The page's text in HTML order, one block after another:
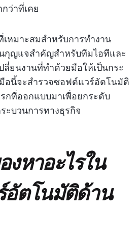
ว่าที่เคย
เหมาะสมสำหรับการทำงาน
กุญแจสำคัญสำหรับทีมไอทีและ
ลี่ยนงานที่ทำด้วยมือให้เป็นกระ
อนี้จะสำรวจซอฟต์แวร์อัตโนมัติ
กที่ออกแบบมาเพื่อยกระดับ
ะบวนการทางธุรกิจ
หาอะไรใน
ตโนมัติด้าน